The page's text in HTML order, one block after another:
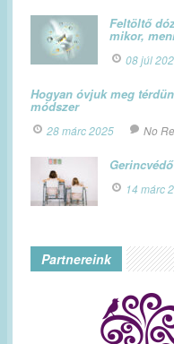
Feltöltő
mikor,
08 júl
Hogyan óvjuk meg
módszer
28 márc 2025 No
14 márc
Partnereink